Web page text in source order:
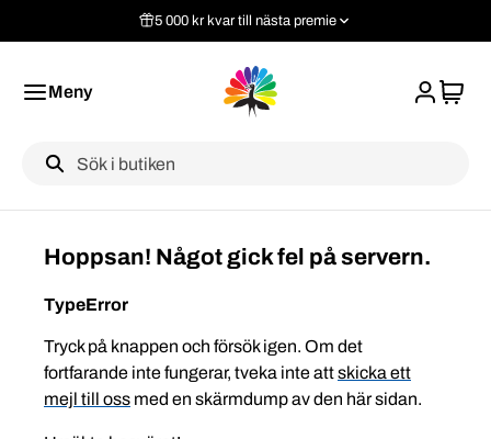
5 000 kr kvar till nästa premie
Meny
Label
Hoppsan! Något gick fel på servern.
TypeError
Tryck på knappen och försök igen. Om det
fortfarande inte fungerar, tveka inte attskicka ett
mejl till oss med en skärmdump av den här sidan.